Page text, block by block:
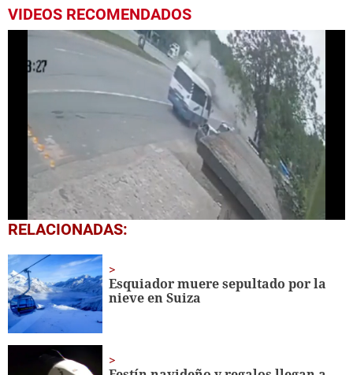
VIDEOS RECOMENDADOS
0
seconds
33
seconds
RELACIONADAS:
Esquiador muere sepultado por la
nieve en Suiza